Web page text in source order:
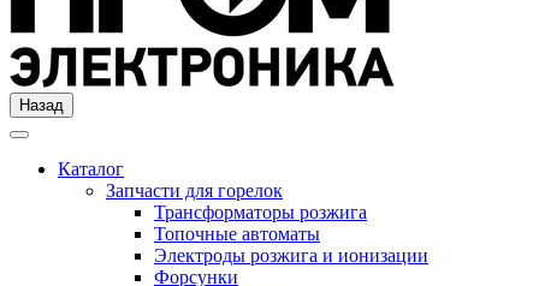
Назад
Каталог
Запчасти для горелок
Трансформаторы розжига
Топочные автоматы
Электроды розжига и ионизации
Форсунки